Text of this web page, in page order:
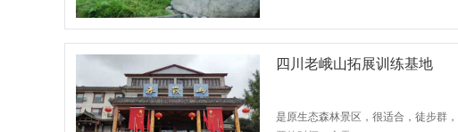
四川老峨山拓展训练基地
是原生态森林景区，很适合，徒步群